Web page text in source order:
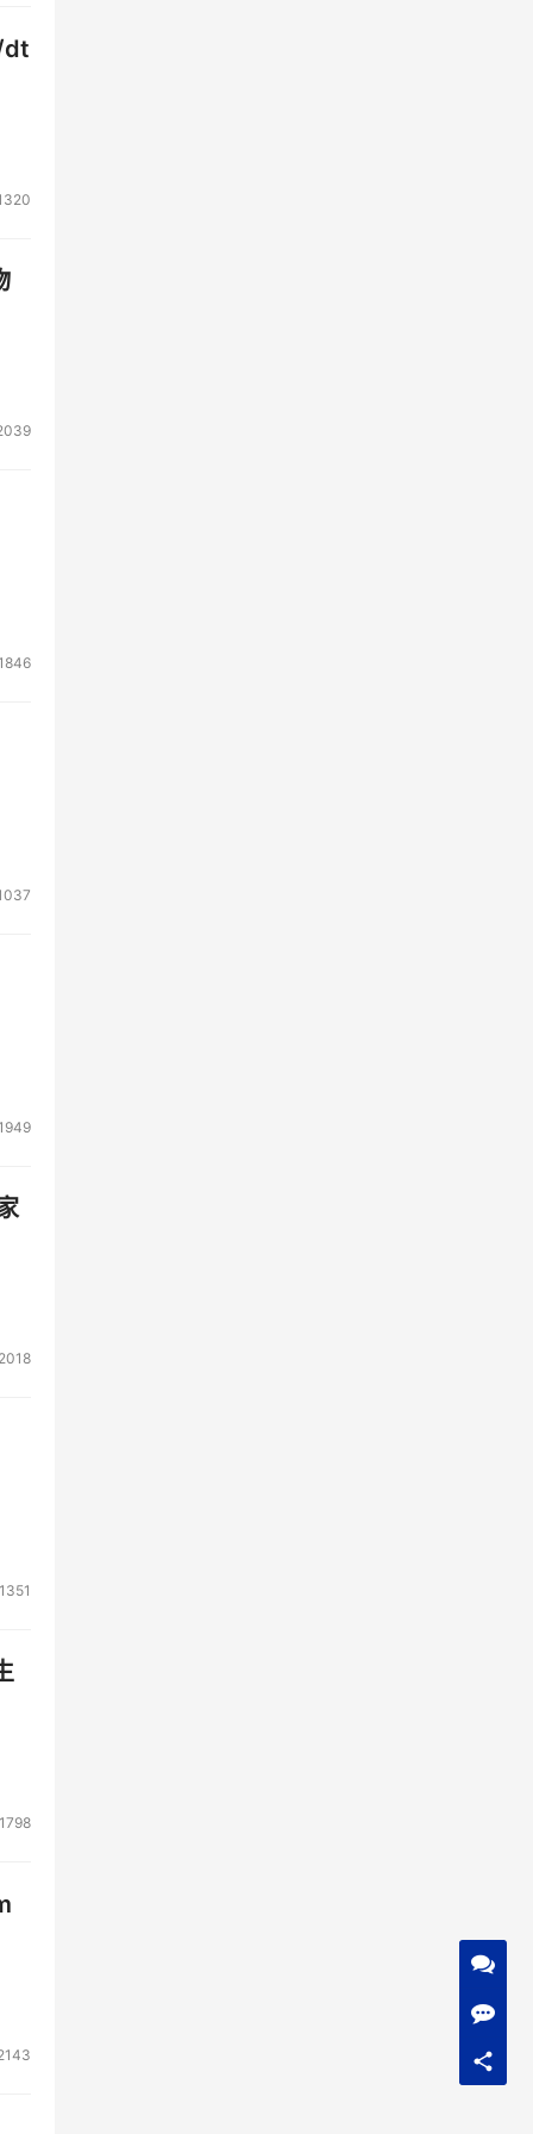
dt
2018
1351
1798